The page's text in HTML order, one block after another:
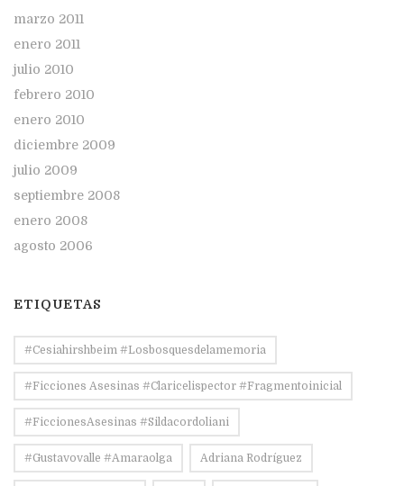
marzo 2011
enero 2011
julio 2010
febrero 2010
enero 2010
diciembre 2009
julio 2009
septiembre 2008
enero 2008
agosto 2006
ETIQUETAS
#Cesiahirshbeim #losbosquesdelamemoria
#ficciones Asesinas #claricelispector #fragmentoinicial
#FiccionesAsesinas #sildacordoliani
#Gustavovalle #amaraolga Adriana Rodríguez